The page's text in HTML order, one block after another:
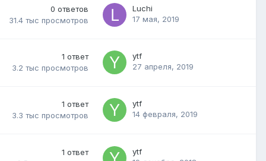
0 ответов
31.4 тыс просмотров
Luchi
17 мая, 2019
1 ответ
3.2 тыс просмотров
ytf
27 апреля, 2019
1 ответ
3.3 тыс просмотров
ytf
14 февраля, 2019
1 ответ
ytf